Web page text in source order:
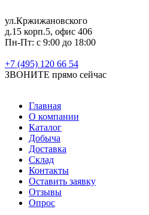
ул.Кржижановского
д.15 корп.5, офис 406
Пн-Пт: с 9:00 до 18:00
+7 (495) 120 66 54
ЗВОНИТЕ прямо сейчас
Главная
О компании
Каталог
Добыча
Доставка
Склад
Контакты
Оставить заявку
Отзывы
Опрос